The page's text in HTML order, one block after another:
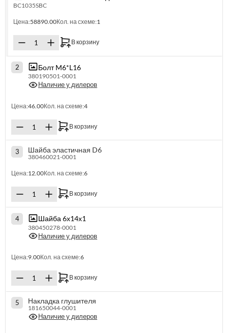
BC1035SBC
Цена:58890.00Кол. на схеме:1
В корзину
2 Болт M6*L16
380190501-0001
Наличие у дилеров
Цена:46.00Кол. на схеме:4
В корзину
3 Шайба эластичная D6
380460021-0001
Цена:12.00Кол. на схеме:6
В корзину
4 Шайба 6х14х1
380450278-0001
Наличие у дилеров
Цена:9.00Кол. на схеме:6
В корзину
5 Накладка глушителя
181650044-0001
Наличие у дилеров